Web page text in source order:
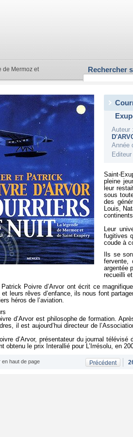
de Mermoz et
Rechercher
Auteur :
Année
Editeur
Saint-
pleine
leur
sous
des
Louis,
Leur
fugitives
coude à
Ils se
fervente,
argentée
recueilli
Poivre d’Arvor ont écrit ce
et leurs rêves d’enfance, ils nous font
héros de l’aviation.
d’Arvor est philosophe de formation.
il est aujourd’hui directeur de
d’Arvor, présentateur du journal
obtenu le prix Interallié pour L’Irrésolu, en
en haut de page Précédent